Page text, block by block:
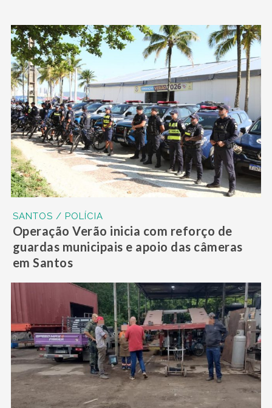
SANTOS / POLÍCIA
Operação Verão inicia com reforço de
guardas municipais e apoio das câmeras
em Santos